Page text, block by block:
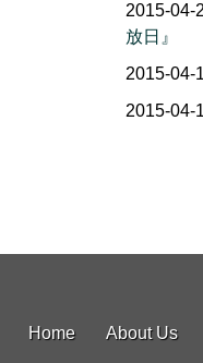
2015-04-
放日』
2015-04-
2015-04-
Home About Us